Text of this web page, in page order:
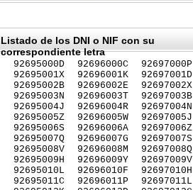
Listado de los DNI o NIF con su
correspondiente letra
92695000D
92695001X
92695002B
92695003N
92695004J
92695005Z
92695006S
92695007Q
92695008V
92695009H
92695010L
92695011C
92696000C
92696001K
92696002E
92696003T
92696004R
92696005W
92696006A
92696007G
92696008M
92696009Y
92696010F
92696011P
92697000P
92697001D
92697002X
92697003B
92697004N
92697005J
92697006Z
92697007S
92697008Q
92697009V
92697010H
92697011L